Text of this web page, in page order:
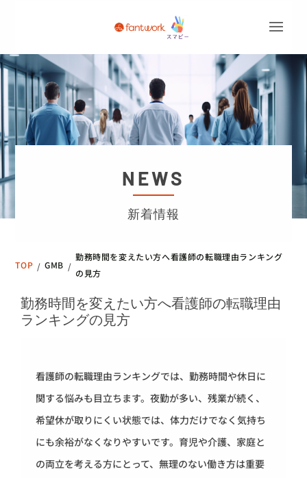
NEWS
新着情報
TOP / GMB /
勤務時間を変えたい方へ看護師の転職理由ランキング
の見方
勤務時間を変えたい方へ看護師の転職理由
ランキングの見方
看護師の転職理由ランキングでは、勤務時間や休日に
関する悩みも目立ちます。夜勤が多い、残業が続く、
希望休が取りにくい状態では、体力だけでなく気持ち
にも余裕がなくなりやすいです。育児や介護、家庭と
の両立を考える方にとって、無理のない働き方は重要